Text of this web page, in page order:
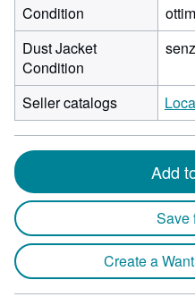
Condition
Dust Jacket
Condition
Seller catalogs
Add
Save
Create a